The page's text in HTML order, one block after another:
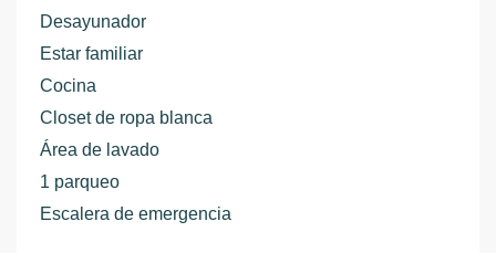
Desayunador
Estar familiar
Cocina
Closet de ropa blanca
Área de lavado
1 parqueo
Escalera de emergencia